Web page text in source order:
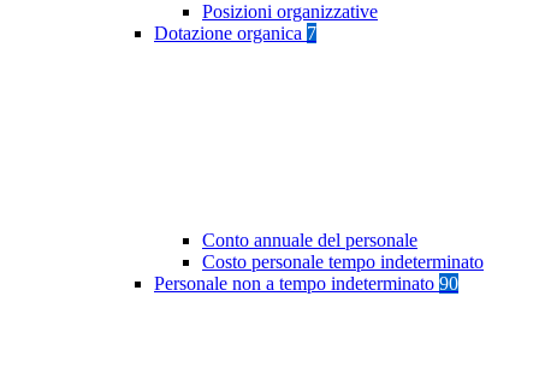
Posizioni organizzative
Dotazione organica 7
Conto annuale del personale
Costo personale tempo indeterminato
Personale non a tempo indeterminato 90